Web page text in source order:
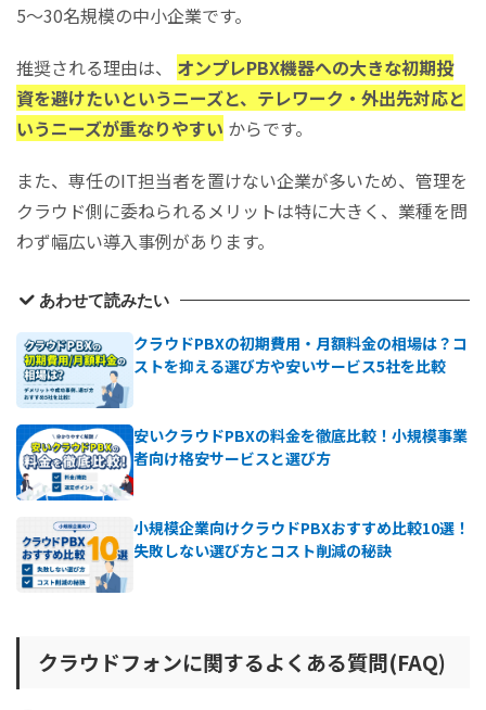
5〜30名規模の中小企業です。
推奨される理由は、 オンプレPBX機器への大きな初期投
資を避けたいというニーズと、テレワーク・外出先対応と
いうニーズが重なりやすい からです。
また、専任のIT担当者を置けない企業が多いため、管理を
クラウド側に委ねられるメリットは特に大きく、業種を問
わず幅広い導入事例があります。
あわせて読みたい
クラウドPBXの初期費用・月額料金の相場は？コ
ストを抑える選び方や安いサービス5社を比較
安いクラウドPBXの料金を徹底比較！小規模事業
者向け格安サービスと選び方
小規模企業向けクラウドPBXおすすめ比較10選！
失敗しない選び方とコスト削減の秘訣
クラウドフォンに関するよくある質問(FAQ)